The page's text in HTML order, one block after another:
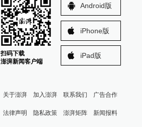
扫码下载
澎湃新闻客户端
Android版
iPhone版
iPad版
关于澎湃 加入澎湃 联系我们 广告合作
法律声明 隐私政策 澎湃矩阵 新闻报料